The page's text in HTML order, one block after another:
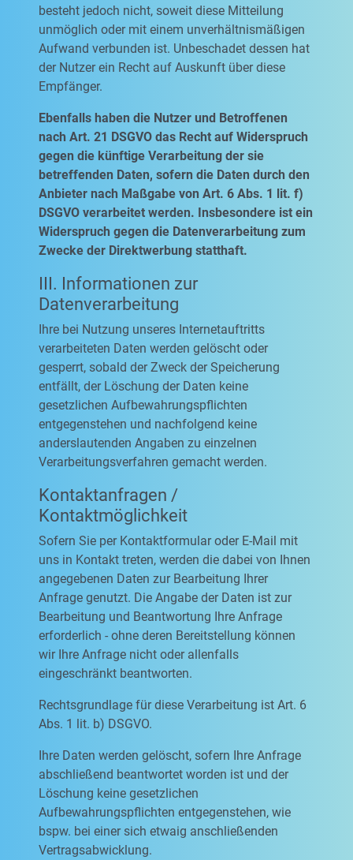
besteht jedoch nicht, soweit diese Mitteilung
unmöglich oder mit einem unverhältnismäßigen
Aufwand verbunden ist. Unbeschadet dessen hat
der Nutzer ein Recht auf Auskunft über diese
Empfänger.
Ebenfalls haben die Nutzer und Betroffenen
nach Art. 21 DSGVO das Recht auf Widerspruch
gegen die künftige Verarbeitung der sie
betreffenden Daten, sofern die Daten durch den
Anbieter nach Maßgabe von Art. 6 Abs. 1 lit. f)
DSGVO verarbeitet werden. Insbesondere ist ein
Widerspruch gegen die Datenverarbeitung zum
Zwecke der Direktwerbung statthaft.
III. Informationen zur
Datenverarbeitung
Ihre bei Nutzung unseres Internetauftritts
verarbeiteten Daten werden gelöscht oder
gesperrt, sobald der Zweck der Speicherung
entfällt, der Löschung der Daten keine
gesetzlichen Aufbewahrungspflichten
entgegenstehen und nachfolgend keine
anderslautenden Angaben zu einzelnen
Verarbeitungsverfahren gemacht werden.
Kontaktanfragen /
Kontaktmöglichkeit
Sofern Sie per Kontaktformular oder E-Mail mit
uns in Kontakt treten, werden die dabei von Ihnen
angegebenen Daten zur Bearbeitung Ihrer
Anfrage genutzt. Die Angabe der Daten ist zur
Bearbeitung und Beantwortung Ihre Anfrage
erforderlich - ohne deren Bereitstellung können
wir Ihre Anfrage nicht oder allenfalls
eingeschränkt beantworten.
Rechtsgrundlage für diese Verarbeitung ist Art. 6
Abs. 1 lit. b) DSGVO.
Ihre Daten werden gelöscht, sofern Ihre Anfrage
abschließend beantwortet worden ist und der
Löschung keine gesetzlichen
Aufbewahrungspflichten entgegenstehen, wie
bspw. bei einer sich etwaig anschließenden
Vertragsabwicklung.